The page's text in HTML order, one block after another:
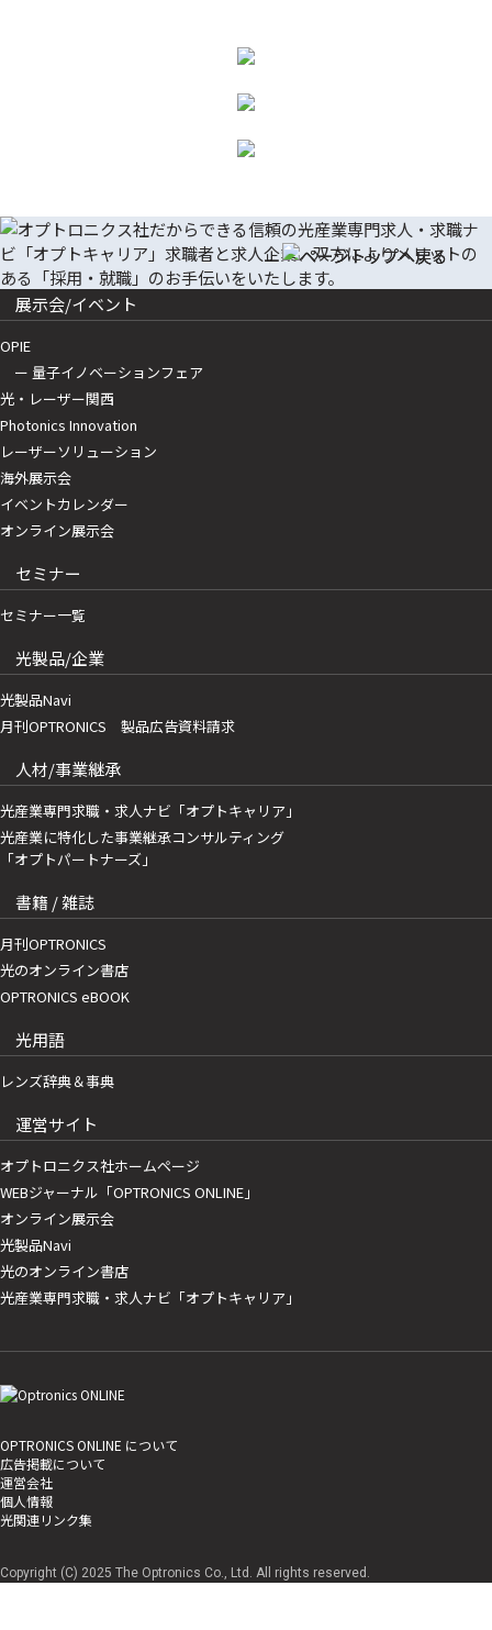
展示会/イベント
OPIE
ー 量子イノベーションフェア
光・レーザー関西
Photonics Innovation
レーザーソリューション
海外展示会
イベントカレンダー
オンライン展示会
セミナー
セミナー一覧
光製品/企業
光製品Navi
月刊OPTRONICS 製品広告資料請求
人材/事業継承
光産業専門求職・求人ナビ「オプトキャリア」
光産業に特化した事業継承コンサルティング
「オプトパートナーズ」
書籍 / 雑誌
月刊OPTRONICS
光のオンライン書店
OPTRONICS eBOOK
光用語
レンズ辞典＆事典
運営サイト
オプトロニクス社ホームページ
WEBジャーナル「OPTRONICS ONLINE」
オンライン展示会
光製品Navi
光のオンライン書店
光産業専門求職・求人ナビ「オプトキャリア」
OPTRONICS ONLINE について
広告掲載について
運営会社
個人情報
光関連リンク集
Copyright (C) 2025 The Optronics Co., Ltd. All rights reserved.